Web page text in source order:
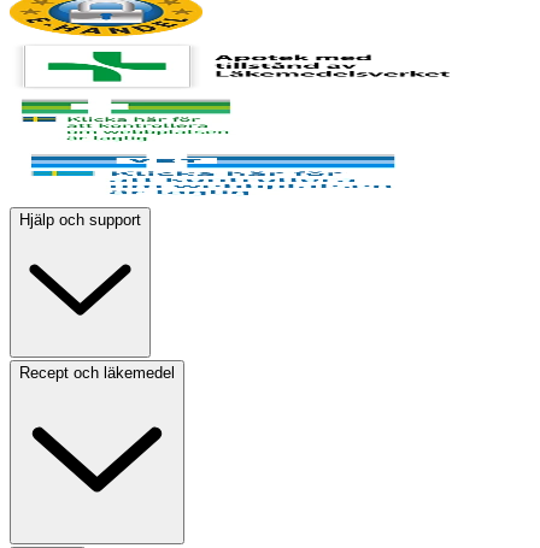
Hjälp och support
Recept och läkemedel